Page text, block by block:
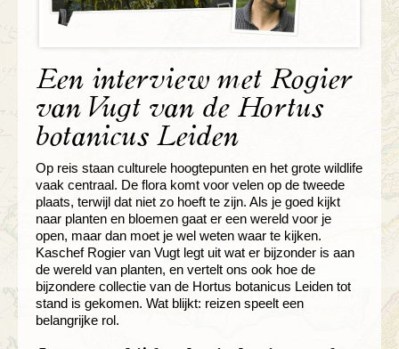
Een interview met Rogier
van Vugt van de Hortus
botanicus Leiden
Op reis staan culturele hoogtepunten en het grote wildlife
vaak centraal. De flora komt voor velen op de tweede
plaats, terwijl dat niet zo hoeft te zijn. Als je goed kijkt
naar planten en bloemen gaat er een wereld voor je
open, maar dan moet je wel weten waar te kijken.
Kaschef Rogier van Vugt legt uit wat er bijzonder is aan
de wereld van planten, en vertelt ons ook hoe de
bijzondere collectie van de Hortus botanicus Leiden tot
stand is gekomen. Wat blijkt: reizen speelt een
belangrijke rol.